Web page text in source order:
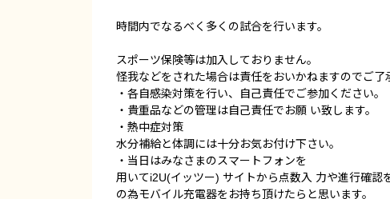
時間内でなるべく多くの試合を行います。
スポーツ保険等は加入しておりません。
怪我などをされた場合は責任をおいかねますのでご了
・各自感染対策を行い、自己責任でご参加ください。
・貴重品などの管理は自己責任でお願 い致します。
・熱中症対策
水分補給と体調には十分お気お付け下さい。
・当日はみなさまのスマートフォンを
用いてi2U(イッツー) サイトから点数入 力や進行確認
の為モバイル充電器をお持ち頂けたらと思います。